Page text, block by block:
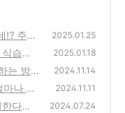
!? 주의
2025.01.25
습관! 2025.01.18
는 방
2024.11.14
나 될
2024.11.11
다
2024.07.24